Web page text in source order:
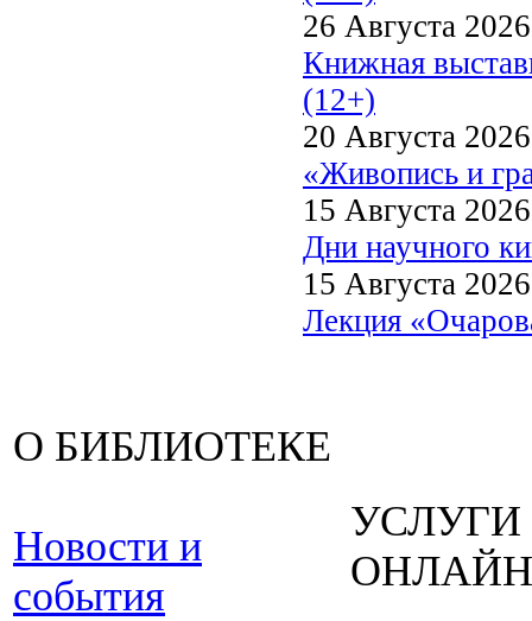
26 Августа 2026
Книжная
(12+)
20 Августа 2026
«Живопись и
15 Августа 2026
Дни научного
15 Августа 2026
Лекция
О БИБЛИОТЕКЕ
Новости и
события
УСЛУГИ
ОНЛАЙН